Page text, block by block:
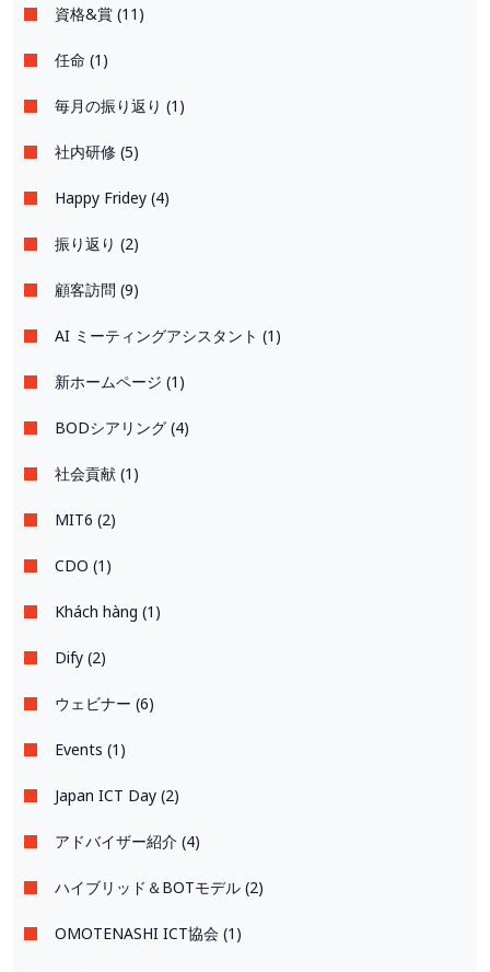
資格&賞 (11)
任命 (1)
毎月の振り返り (1)
社内研修 (5)
Happy Fridey (4)
振り返り (2)
顧客訪問 (9)
AI ミーティングアシスタント (1)
新ホームページ (1)
BODシアリング (4)
社会貢献 (1)
MIT6 (2)
CDO (1)
Khách hàng (1)
Dify (2)
ウェビナー (6)
Events (1)
Japan ICT Day (2)
アドバイザー紹介 (4)
ハイブリッド＆BOTモデル (2)
OMOTENASHI ICT協会 (1)